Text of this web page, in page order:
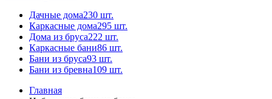
Дачные дома230 шт.
Каркасные дома295 шт.
Дома из бруса222 шт.
Каркасные бани86 шт.
Бани из бруса93 шт.
Бани из бревна109 шт.
Главная